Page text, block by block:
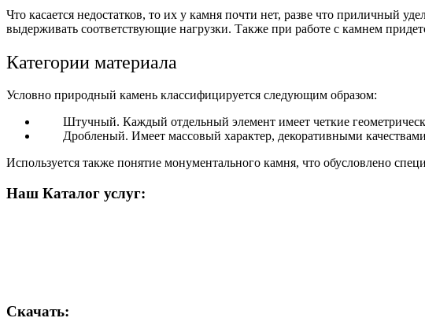
Что касается недостатков, то их у камня почти нет, разве что приличный
выдерживать соответствующие нагрузки. Также при работе с камнем
Категории материала
Условно природный камень классифицируется следующим образом:
Штучный. Каждый отдельный элемент имеет четкие
Дробленый. Имеет массовый характер, декоративными
Используется также понятие монументального камня, что обусловлено
Наш Каталог услуг:
Скачать: